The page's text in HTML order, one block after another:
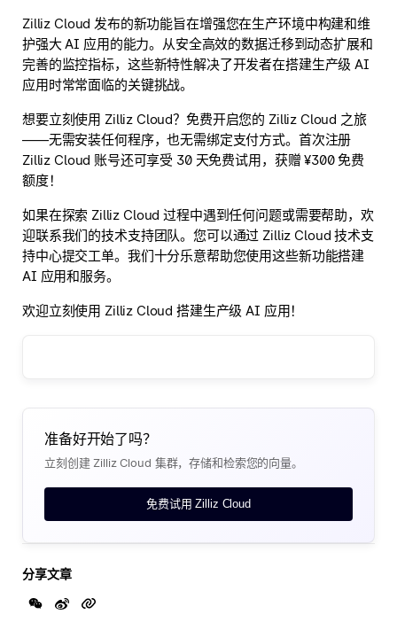
准备好开始了吗？
立刻创建 Zilliz Cloud 集群，存储和检索您的向量。
免费试用 Zilliz Cloud
分享文章
Zilliz Cloud 发布的新功能旨在增强您在生产环境中构建和维
护强大 AI 应用的能力。从安全高效的数据迁移到动态扩展和
完善的监控指标，这些新特性解决了开发者在搭建生产级 AI
应用时常常面临的关键挑战。
想要立刻使用 Zilliz Cloud？免费开启您的 Zilliz Cloud 之旅
——无需安装任何程序，也无需绑定支付方式。首次注册
Zilliz Cloud 账号还可享受 30 天免费试用，获赠 ¥300 免费
额度！
如果在探索 Zilliz Cloud 过程中遇到任何问题或需要帮助，欢
迎联系我们的技术支持团队。您可以通过 Zilliz Cloud 技术支
持中心提交工单。我们十分乐意帮助您使用这些新功能搭建
AI 应用和服务。
欢迎立刻使用 Zilliz Cloud 搭建生产级 AI 应用！